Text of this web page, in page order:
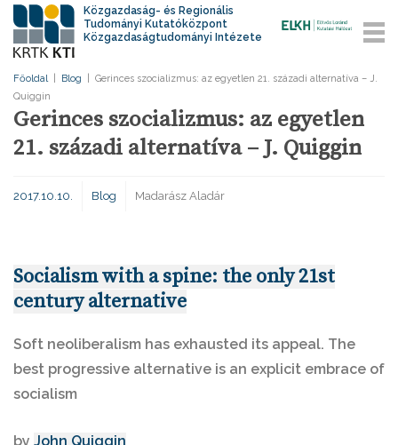
Közgazdaság- és Regionális
Tudományi Kutatóközpont
Közgazdaságtudományi Intézete
Főoldal Blog
Gerinces szocializmus: az egyetlen 21. századi alternatíva – J.
Quiggin
Gerinces szocializmus: az egyetlen
21. századi alternatíva – J. Quiggin
2017.10.10. Blog Madarász Aladár
Socialism with a spine: the only 21st
century alternative
Soft neoliberalism has exhausted its appeal. The
best progressive alternative is an explicit embrace of
socialism
by John Quiggin